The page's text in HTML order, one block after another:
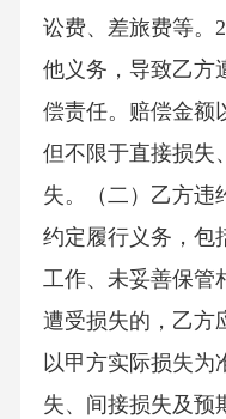
讼费、差旅费等。
他义务，导致乙方
偿责任。赔偿金额
但不限于直接损失
失。（二）乙方违
约定履行义务，包
工作、未妥善保管
遭受损失的，乙方
以甲方实际损失为
失、间接损失及预